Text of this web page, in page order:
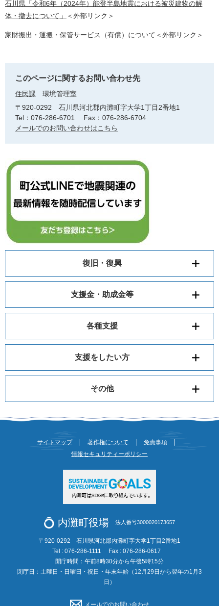
石川県「令和6年（2024年）能登半島地震における被災建物の解
体・撤去について」
＜外部リンク＞
家財搬出・運搬・保管サービス（有償）について ＜外部リンク＞
このページに関するお問い合わせ先
住民課
環境管理室
〒920-0292
石川県河北郡内灘町字大学1丁目2番地1
Tel：076-286-6701
Fax：076-286-6704
メールでのお問い合わせはこちら
復旧・復興
支援金・助成金等
各種支援
支援をしたい方
その他
サイトマップ 著作権について
免責事項
情報セキュリティーポリシー
内灘町役場 法人番号3000020173657
〒920-0292 石川県河北郡内灘町字大学1丁目2番地1
Tel : 076-286-1111
Fax : 076-286-0617
開庁時間：午前8時30分から午後5時15分
閉庁日：土曜日・日曜日・祝日・年末年始（12月29日から翌年の1月3
日）
メールでのお問い合わせ